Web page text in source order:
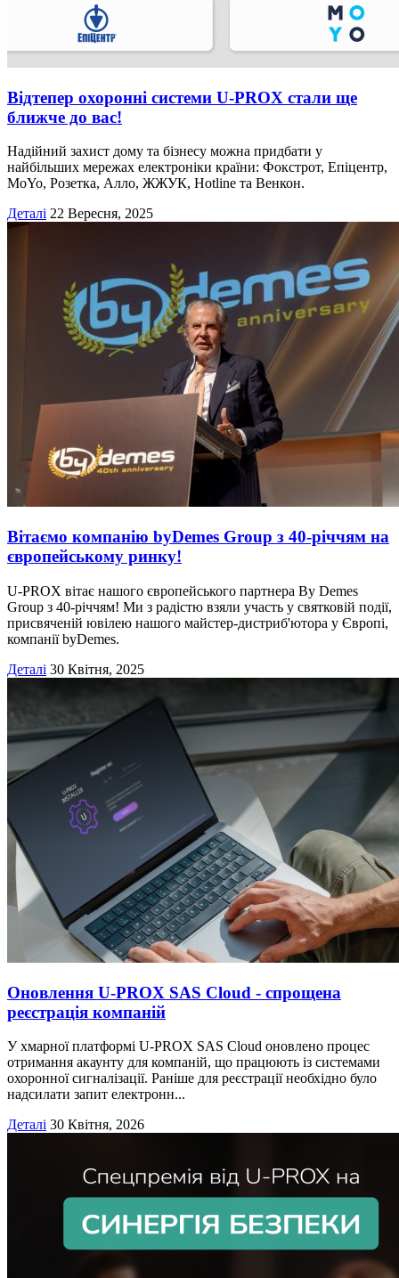
Відтепер охоронні системи U-PROX стали ще
ближче до вас!
Надійний захист дому та бізнесу можна придбати у
найбільших мережах електроніки країни: Фокстрот, Епіцентр,
MoYo, Розетка, Алло, ЖЖУК, Hotline та Венкон.
Деталі 22 Вересня, 2025
Вітаємо компанію byDemes Group з 40-річчям на
європейському ринку!
U-PROX вітає нашого європейського партнера By Demes
Group з 40-річчям! Ми з радістю взяли участь у святковій події,
присвяченій ювілею нашого майстер-дистриб'ютора у Європі,
компанії byDemes.
Деталі 30 Квітня, 2025
Оновлення U-PROX SAS Cloud - спрощена
реєстрація компаній
У хмарної платформі U-PROX SAS Cloud оновлено процес
отримання акаунту для компаній, що працюють із системами
охоронної сигналізації. Раніше для реєстрації необхідно було
надсилати запит електронн...
Деталі 30 Квітня, 2026